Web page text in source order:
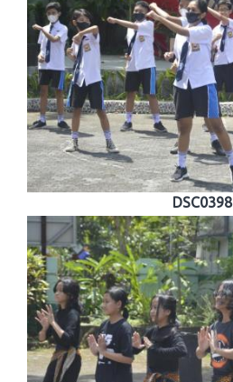
DSC0398